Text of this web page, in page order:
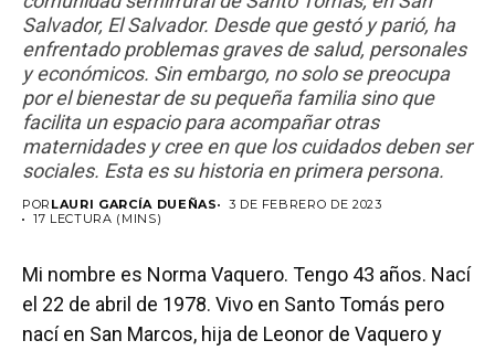
Salvador, El Salvador. Desde que gestó y parió, ha
enfrentado problemas graves de salud, personales
y económicos. Sin embargo, no solo se preocupa
por el bienestar de su pequeña familia sino que
facilita un espacio para acompañar otras
maternidades y cree en que los cuidados deben ser
sociales. Esta es su historia en primera persona.
POR LAURI GARCÍA DUEÑAS
3 DE FEBRERO DE 2023
17 LECTURA (MINS)
Mi nombre es Norma Vaquero. Tengo 43 años. Nací
el 22 de abril de 1978. Vivo en Santo Tomás pero
nací en San Marcos, hija de Leonor de Vaquero y